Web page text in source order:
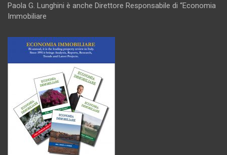
Paola G. Lunghini è anche Direttore Responsabile di “Economia
Immobiliare